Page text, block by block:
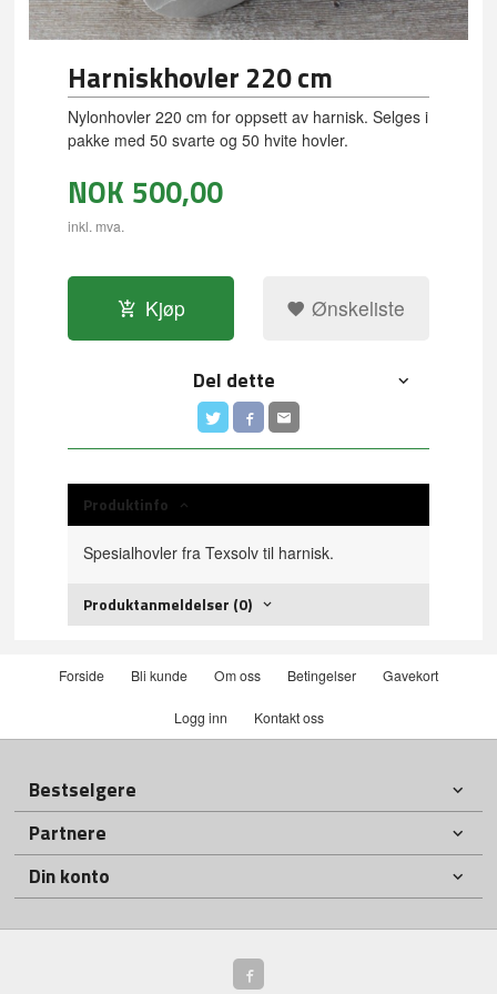
Harniskhovler 220 cm
Nylonhovler 220 cm for oppsett av harnisk. Selges i
pakke med 50 svarte og 50 hvite hovler.
NOK 500,00
inkl. mva.
Kjøp Ønskeliste
Del dette
Produktinfo
Spesialhovler fra Texsolv til harnisk.
Produktanmeldelser (0)
Forside Bli kunde Om oss Betingelser Gavekort
Logg inn Kontakt oss
Bestselgere
Partnere
Din konto